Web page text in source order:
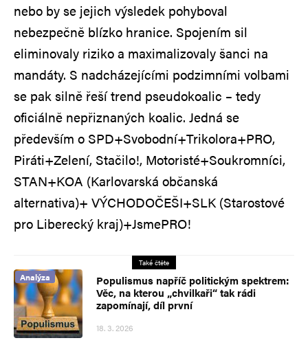
nebo by se jejich výsledek pohyboval
nebezpečně blízko hranice. Spojením sil
eliminovaly riziko a maximalizovaly šanci na
mandáty. S nadcházejícími podzimními volbami
se pak silně řeší trend pseudokoalic – tedy
oficiálně nepřiznaných koalic. Jedná se
především o SPD+Svobodní+Trikolora+PRO,
Piráti+Zelení, Stačilo!, Motoristé+Soukromníci,
STAN+KOA (Karlovarská občanská
alternativa)+ VÝCHODOČEŠI+SLK (Starostové
pro Liberecký kraj)+JsmePRO!
Také čtěte
Analýza
Populismus napříč politickým spektrem:
Věc, na kterou „chvilkaři“ tak rádi
zapomínají, díl první
18. 3. 2026